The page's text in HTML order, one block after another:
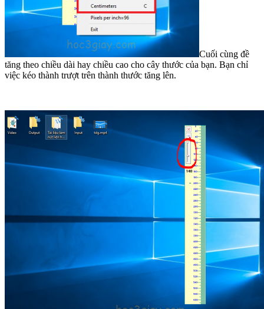
Cuối cùng đề
tăng theo chiều dài hay chiều cao cho cây thước của bạn. Bạn chỉ
việc kéo thành trượt trên thành thước tăng lên.